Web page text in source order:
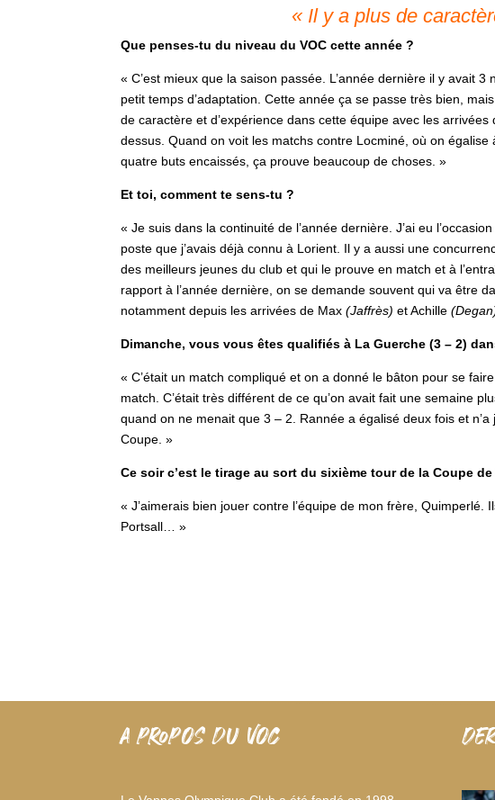
« Il y a plus de
Que penses-tu du niveau du VOC cette année ?
« C’est mieux que la saison passée. L’année dernière il y avait
petit temps d’adaptation. Cette année ça se passe très bien,
de caractère et d’expérience dans cette équipe avec les arrivées
dessus. Quand on voit les matchs contre Locminé, où on
quatre buts encaissés, ça prouve beaucoup de choses. »
Et toi, comment te sens-tu ?
« Je suis dans la continuité de l’année dernière. J’ai eu
poste que j’avais déjà connu à Lorient. Il y a aussi une
des meilleurs jeunes du club et qui le prouve en match et à
rapport à l’année dernière, on se demande souvent qui va être
notamment depuis les arrivées de Max (Jaffrès) et Achille
Dimanche, vous vous êtes qualifiés à La Guerche (3 – 2)
« C’était un match compliqué et on a donné le bâton pour se
match. C’était très différent de ce qu’on avait fait une semaine
quand on ne menait que 3 – 2. Rannée a égalisé deux fois et
Coupe. »
Ce soir c’est le tirage au sort du sixième tour de la Coupe
« J’aimerais bien jouer contre l’équipe de mon frère,
Portsall… »
A PROPOS DU VOC